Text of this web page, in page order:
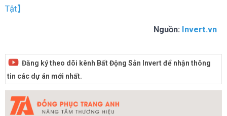
Tật】
Nguồn: Invert.vn
Đăng ký theo dõi kênh Bất Động Sản Invert để nhận thông
tin các dự án mới nhất.